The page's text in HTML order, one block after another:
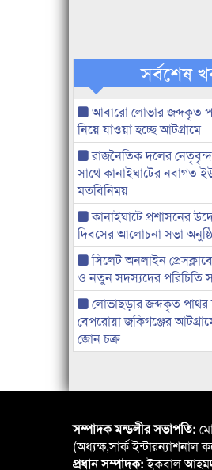
সর্বশেষ
আবারো লোভার জব্দকৃত
নিয়ে যাওয়া হচ্ছে আটগ্রামে
রাজনৈতিক দলের
সাথে কানাইঘাটের নবাগত
মতবিনিময়
কানাইঘাটে প্রশাসনের
দিবসের আলোচনা সভা
সিলেট অনলাইন
ও নতুন সদস্যদের পরিচিতি
লোভাছড়ার জব্দকৃত পাথর
বেপরোয়া জকিগঞ্জের
জোন চক্র
সম্পাদক মন্ডলীর সভাপতি:
(অধ্যক্ষ,সার্ক ইন্টারন্যাশনাল
প্রধান সম্পাদক:ইকবাল